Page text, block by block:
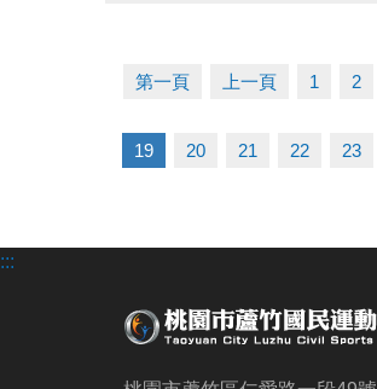
第一頁 上一頁 1 2
19 20 21 22 23
:::